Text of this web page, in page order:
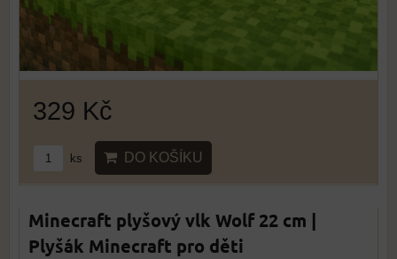
329 Kč
ks DO KOŠÍKU
Minecraft plyšový vlk Wolf 22 cm |
Plyšák Minecraft pro děti